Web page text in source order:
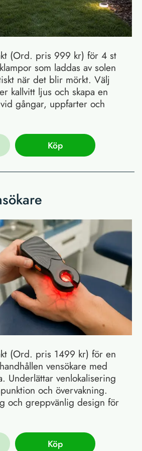
(Ord. pris 999 kr) för 4 st
som laddas av solen
när det blir mörkt. Välj
kallvitt ljus och skapa en
gångar, uppfarter och
Köp
(Ord. pris 1499 kr) för en
vensökare med
Underlättar venlokalisering
och övervakning.
och greppvänlig design för
Köp